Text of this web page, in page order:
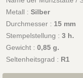
Metall : Silber
Durchmesser : 15 mm
Stempelstellung : 3 h.
Gewicht : 0,85 g.
Seltenheitsgrad : R1